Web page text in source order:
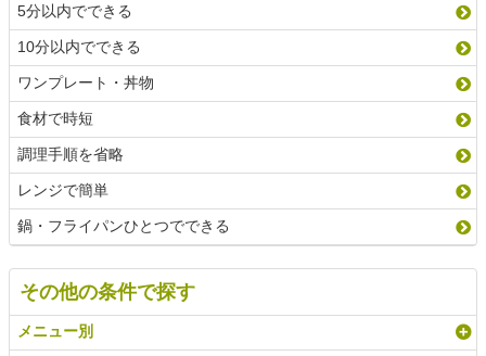
5分以内でできる
10分以内でできる
ワンプレート・丼物
食材で時短
調理手順を省略
レンジで簡単
鍋・フライパンひとつでできる
その他の条件で探す
メニュー別